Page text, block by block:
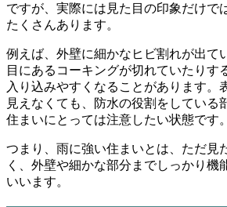
ですが、実際には見た目の印象だけで
たくさんあります。
例えば、外壁に細かなヒビ割れが出て
目にあるコーキングが切れていたりす
入り込みやすくなることがあります。
見えなくても、防水の役割をしている
住まいにとっては注意したい状態です。
つまり、雨に強い住まいとは、ただ見
く、外壁や細かな部分までしっかり機
いいます。